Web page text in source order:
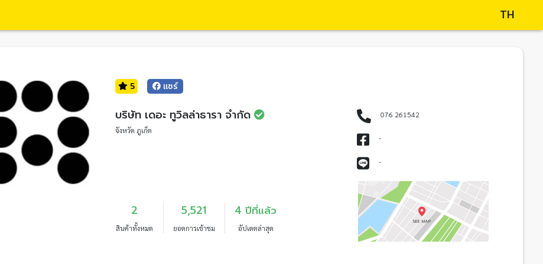
TH
5 แชร์
บริษัท เดอะ ทูวิลล่าธารา จำกัด
จังหวัด ภูเก็ต
2
สินค้าทั้งหมด
5,521
ยอดการเข้าชม
4 ปีที่แล้ว
อัปเดตล่าสุด
076 261542
-
-